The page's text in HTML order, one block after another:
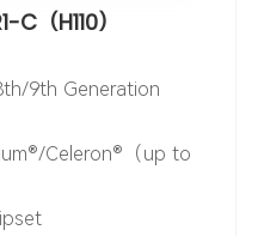
C（H110）
9th Generation
Celeron®（up to